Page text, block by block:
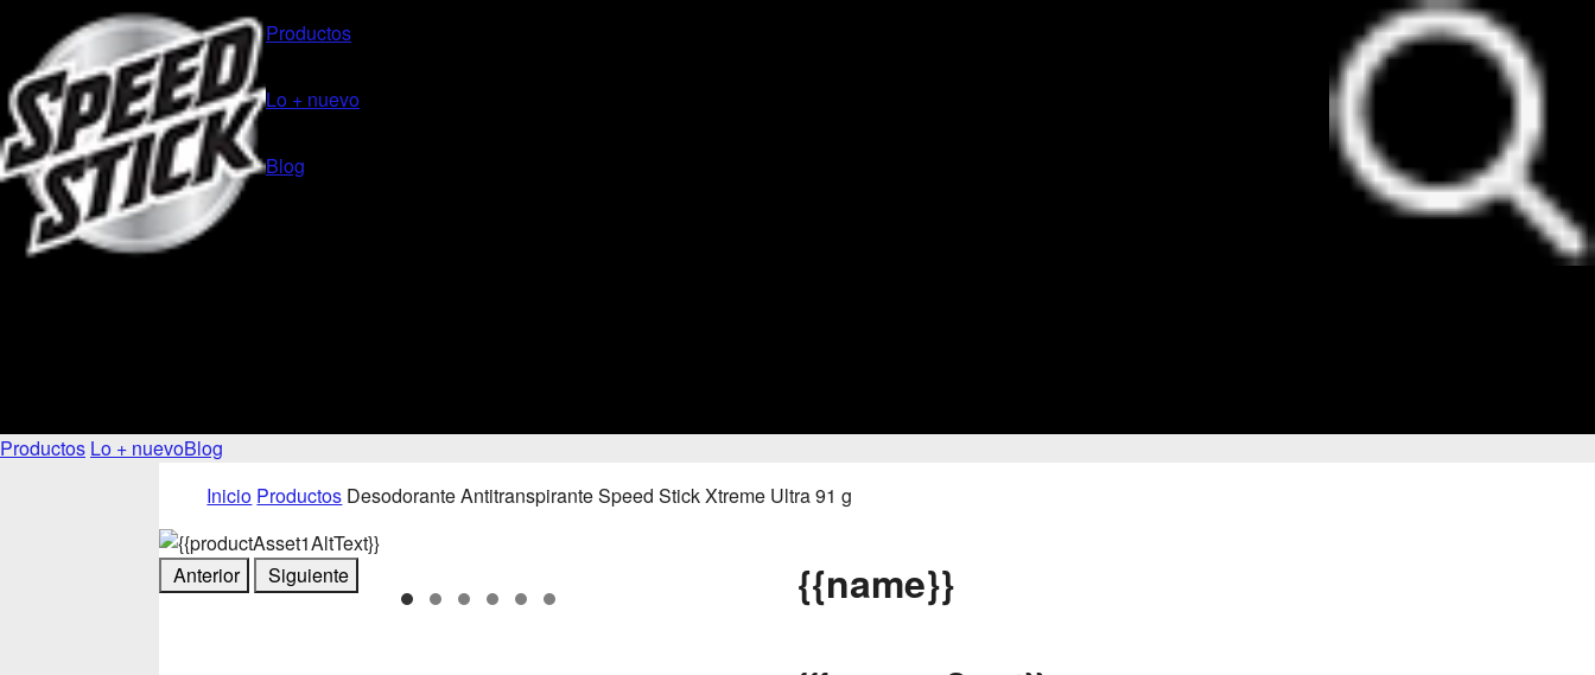
Productos
Lo + nuevo
Blog
Productos Lo + nuevoBlog
Inicio Productos Desodorante Antitranspirante Speed Stick Xtreme Ultra 91 g
Anterior Siguiente {{name}}